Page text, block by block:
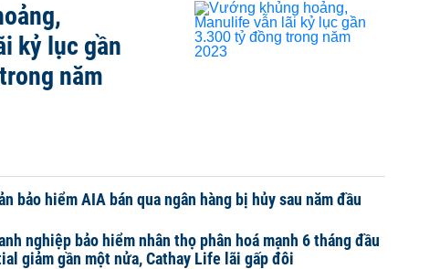
kỷ lục gần
năm
bảo hiểm AIA bán qua ngân hàng bị hủy sau năm đầu
nghiệp bảo hiểm nhân thọ phân hoá mạnh 6 tháng đầu
giảm gần một nửa, Cathay Life lãi gấp đôi